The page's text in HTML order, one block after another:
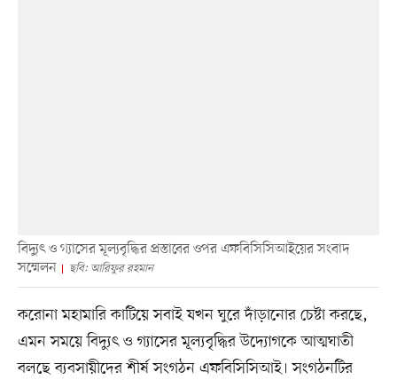
বিদ্যুৎ ও গ্যাসের মূল্যবৃদ্ধির প্রস্তাবের ওপর এফবিসিসিআইয়ের সংবাদ
সম্মেলন
ছবি: আরিফুর রহমান
করোনা মহামারি কাটিয়ে সবাই যখন ঘুরে দাঁড়ানোর চেষ্টা করছে,
এমন সময়ে বিদ্যুৎ ও গ্যাসের মূল্যবৃদ্ধির উদ্যোগকে আত্মঘাতী
বলছে ব্যবসায়ীদের শীর্ষ সংগঠন এফবিসিসিআই। সংগঠনটির